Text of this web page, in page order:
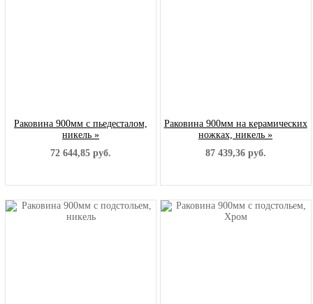
Раковина 900мм с пьедесталом,
никель »
72 644,85 руб.
Раковина 900мм на керамических
ножках, никель »
87 439,36 руб.